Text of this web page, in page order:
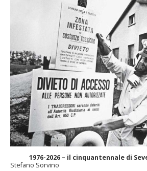
1976-2026 – il cinquantennale di
Stefano Sorvino